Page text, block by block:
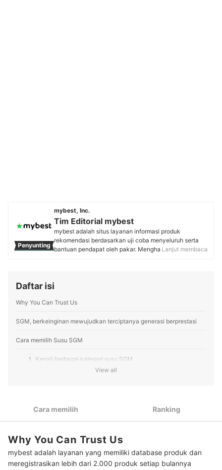
Penyunting
mybest, Inc.
Tim Editorial mybest
mybest adalah situs layanan informasi produk
rekomendasi berdasarkan uji coba menyeluruh serta
bantuan pendapat oleh pakar. Menghasilkan konten
Profil Tim Editorial mybest
Lanjut membaca
Daftar isi
Why You Can Trust Us
SGM, berkeinginan mewujudkan terciptanya generasi berprestasi
Cara memilih Susu SGM
1 Kenali berbagai kategori susu SGM
mengonsumsinya
View all
Cara memilih Ranking
Why You Can Trust Us
mybest adalah layanan yang memiliki database produk dan
meregistrasikan lebih dari 2.000 produk setiap bulannya